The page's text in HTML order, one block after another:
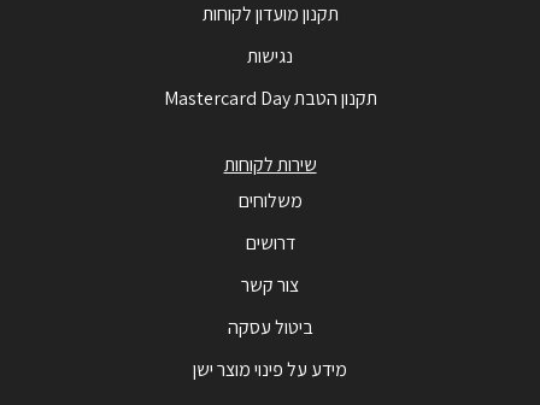
תקנון מועדון לקוחות
נגישות
תקנון הטבת Mastercard Day
שירות לקוחות
משלוחים
דרושים
צור קשר
ביטול עסקה
מידע על פינוי מוצר ישן